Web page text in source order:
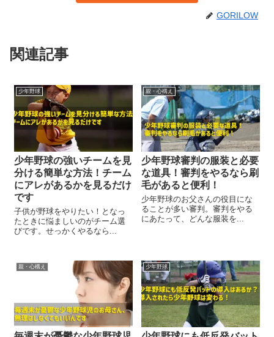
GORILOW
関連記事
少年野球
少年野球の強いチームを見
分ける簡単な方法！チーム
にアレがあるかを見るだけ
です
子供が野球をやりたい！となっ
たときに悩ましいのがチーム選
びです。せっかくやるなら...
親・心構え
少年野球審判の服装と必要
な道具！審判をやるなら刷
毛があると便利！
少年野球のお父さんの役目にな
ることが多い審判。審判をやる
にあたって、どんな服装を...
親・心構え 少年野球